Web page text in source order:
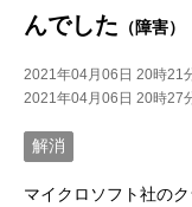
んでした （障害）
2021年04月06日 20時21
2021年04月06日 20時27
解消
マイクロソフト社の